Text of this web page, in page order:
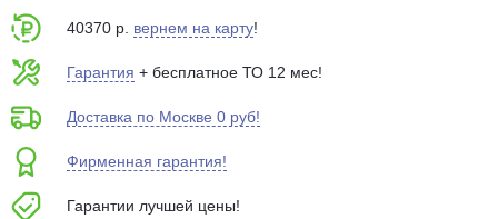
40370 р. вернем на карту!
Гарантия + бесплатное ТО 12 мес!
Доставка по Москве 0 руб!
Фирменная гарантия!
Гарантии лучшей цены!
Подробнее